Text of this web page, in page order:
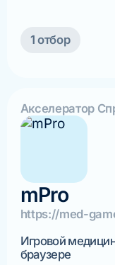
1 отбор
Акселератор
mPro
https://med-
Игровой
браузере